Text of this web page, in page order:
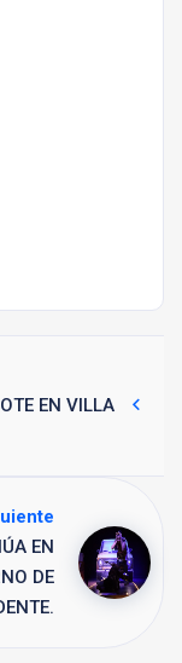
EN VILLA
EN
DE